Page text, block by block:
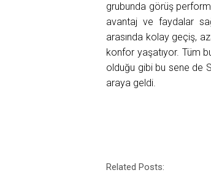
grubunda görüş
avantaj ve faydalar
arasında kolay geçiş,
konfor yaşatıyor. Tüm
olduğu gibi bu sene de
araya geldi.
Related Posts: